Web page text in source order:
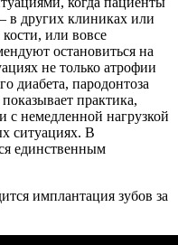
в других клиниках или
или вовсе
остановиться на
не только атрофии
диабета, пародонтоза
практика,
с немедленной нагрузкой
ситуациях. В
единственным
имплантация зубов за